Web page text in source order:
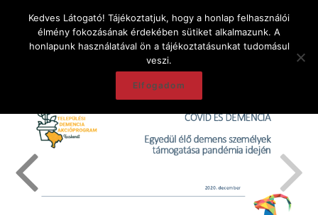
Kedves Látogató! Tájékoztatjuk, hogy a honlap felhasználói
élmény fokozásának érdekében sütiket alkalmazunk. A
honlapunk használatával ön a tájékoztatásunkat tudomásul
veszi.
Elfogadom